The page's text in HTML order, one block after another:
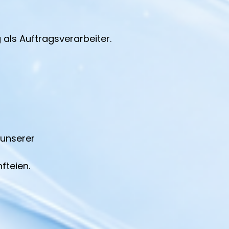
als Auftragsverarbeiter.